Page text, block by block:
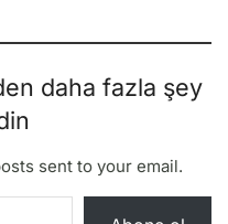
daha fazla şey
sent to your email.